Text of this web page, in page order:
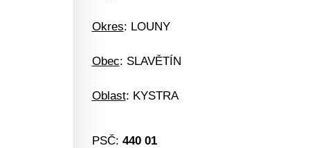
Okres: LOUNY
Obec: SLAVĚTÍN
Oblast: KYSTRA
PSČ: 440 01